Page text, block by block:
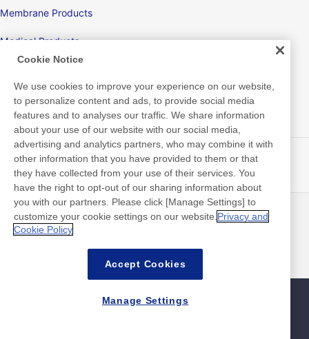
Membrane Products
Medical Products
New Products/Technologies
Flex Sensing
Electric Debonding Tape
뉴스
연락처
FAQ
사이트 정책
Cookie Notice
We use cookies to improve your experience on our website,
to personalize content and ads, to provide social media
features and to analyses our traffic. We share information
about your use of our website with our social media,
advertising and analytics partners, who may combine it with
other information that you have provided to them or that
they have collected from your use of their services. You
have the right to opt-out of our sharing information about
you with our partners. Please click [Manage Settings] to
customize your cookie settings on our website. Privacy and
Cookie Policy
Accept Cookies
Manage Settings